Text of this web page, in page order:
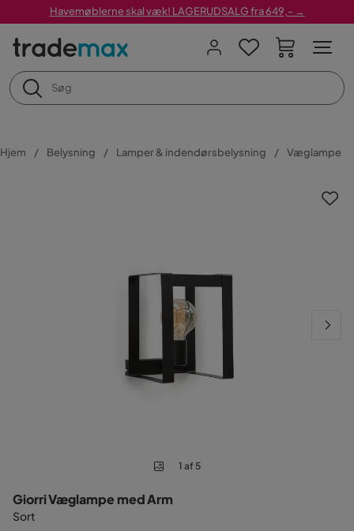
Havemøblerne skal væk! LAGERUDSALG fra 649,- →
Hjem Belysning Lamper & indendørsbelysning Væglampe
1 af 5
Giorri Væglampe med Arm
Sort